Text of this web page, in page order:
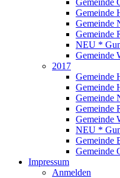
Gemeinde
Gemeinde
Gemeinde
Gemeinde
NEU *
Gemeinde
2017
Gemeinde
Gemeinde
Gemeinde
Gemeinde
Gemeinde
NEU *
Gemeinde
Gemeinde
Impressum
Anmelden